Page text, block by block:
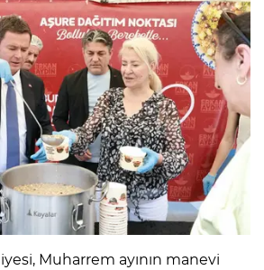
Muharrem ayının manevi